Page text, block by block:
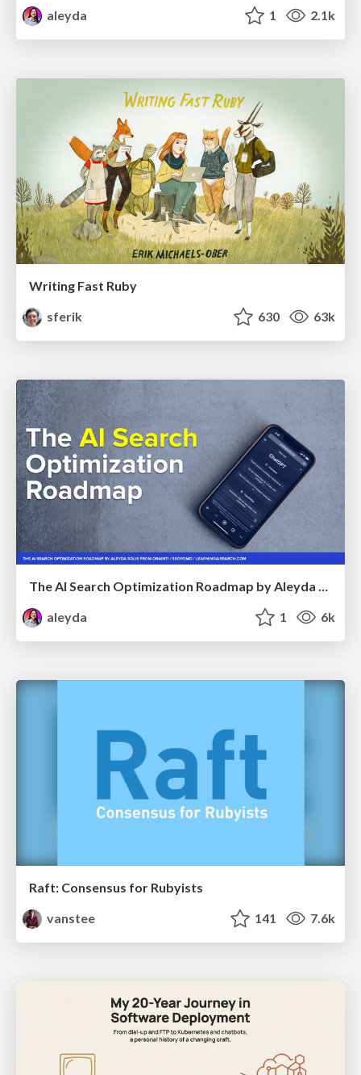
aleyda
1 2.1k
Writing Fast Ruby
sferik
630 63k
The AI Search Optimization Roadmap by Aleyda Solis
aleyda
1 6k
Raft: Consensus for Rubyists
vanstee
141 7.6k